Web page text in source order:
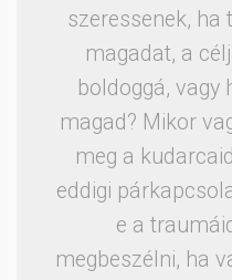
szeressenek,
magadat, a
boldoggá, vagy
magad? Mikor
meg a
eddigi
e a
megbeszélni, ha